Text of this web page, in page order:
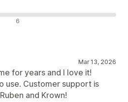
6
Mar 13, 2026
for years and I love it!
use. Customer support is
and Krown!